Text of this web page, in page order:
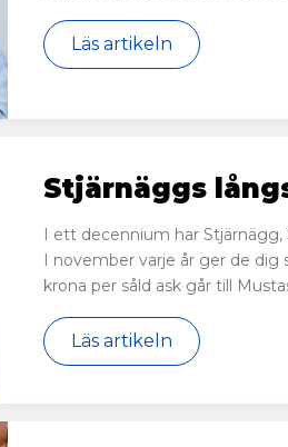
Läs artikeln
Stjärnäggs
I ett decennium har
I november varje år ger de
krona per såld ask går till
Läs artikeln